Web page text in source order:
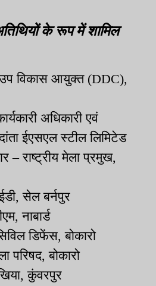
के रूप में शामिल
उप विकास आयुक्त (DDC),
अधिकारी एवं
ईएसएल स्टील लिमिटेड
– राष्ट्रीय मेला प्रमुख,
सेल बर्नपुर
नाबार्ड
डिफेंस, बोकारो
परिषद, बोकारो
कुंवरपुर